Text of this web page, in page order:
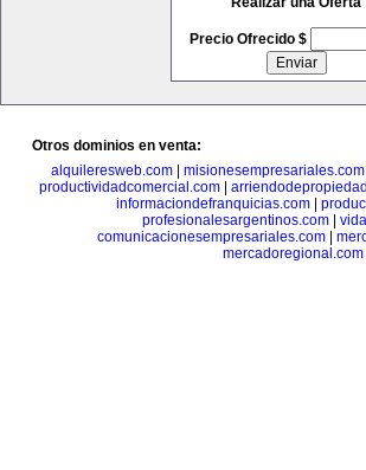
Precio Ofrecido $
Otros dominios en venta:
alquileresweb.com
misionesempresariales.com
productividadcomercial.com
informaciondefranquicias.com
profesionalesargentinos.com|
comunicacionesempresariales.com
mercadoregional.com